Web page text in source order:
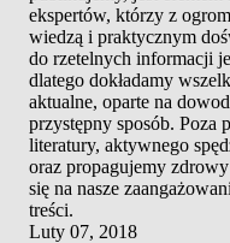
ekspertów, którzy z
wiedzą i praktycznym
do rzetelnych informacji
dlatego dokładamy
aktualne, oparte na
przystępny sposób. Poza
literatury, aktywnego
oraz propagujemy
się na nasze
treści.
Luty 07, 2018